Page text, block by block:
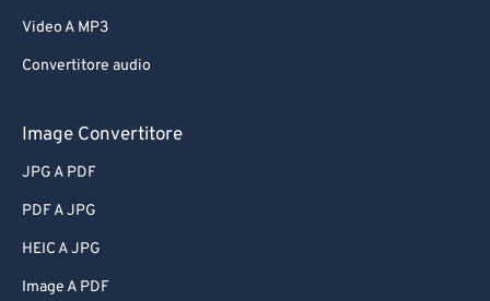
Video A MP3
Convertitore audio
Image Convertitore
JPG A PDF
PDF A JPG
HEIC A JPG
Image A PDF